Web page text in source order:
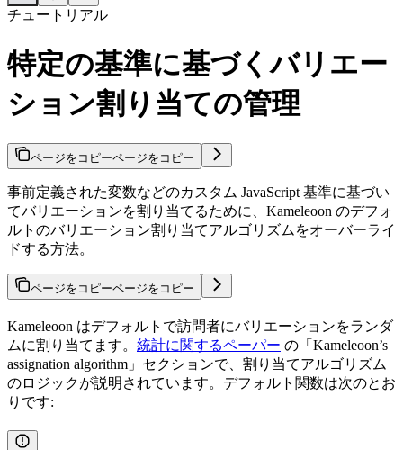
チュートリアル
特定の基準に基づくバリエー
ション割り当ての管理
ページをコピーページをコピー
事前定義された変数などのカスタム JavaScript 基準に基づい
てバリエーションを割り当てるために、Kameleoon のデフォ
ルトのバリエーション割り当てアルゴリズムをオーバーライ
ドする方法。
ページをコピーページをコピー
Kameleoon はデフォルトで訪問者にバリエーションをランダ
ムに割り当てます。 統計に関するペーパー の「Kameleoon’s
assignation algorithm」セクションで、割り当てアルゴリズム
のロジックが説明されています。デフォルト関数は次のとお
りです: